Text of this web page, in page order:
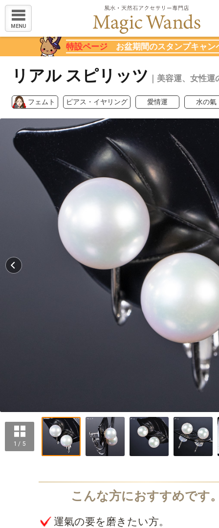
MENU
特設ページ お盆期間のスタンプキャン
リアル スピリッツ ｜美容運、女性
フェムト ピアス・イヤリング 愛情運 水の氣
1 / 5
運氣の要を磨きたい方。